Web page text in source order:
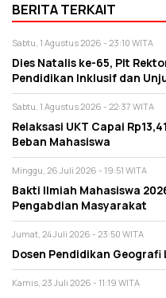
BERITA TERKAIT
Sabtu, 1 Agustus 2026 - 23:10 WITA
Dies Natalis ke-65, Plt
Pendidikan Inklusif dan
Sabtu, 1 Agustus 2026 - 22:37 WITA
Relaksasi UKT Capai
Beban Mahasiswa
Minggu, 26 Juli 2026 - 19:51 WITA
Bakti Ilmiah Mahasiswa
Pengabdian Masyarakat
Jumat, 24 Juli 2026 - 23:50 WITA
Dosen Pendidikan Geografi
Kamis, 23 Juli 2026 - 11:19 WITA